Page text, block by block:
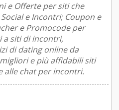
e Offerte per siti che
e Incontri; Coupon e
e Promocode per
a siti di incontri,
di dating online da
e più affidabili siti
alle chat per incontri.